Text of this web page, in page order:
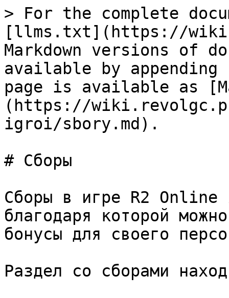
> For the complete
[llms.txt](https://
Markdown versions of
available by
page is available as
(https://
igroi/sbory.md).
# Сборы
Сборы в игре R2 Online
благодаря которой
бонусы для своего
Раздел со сборами